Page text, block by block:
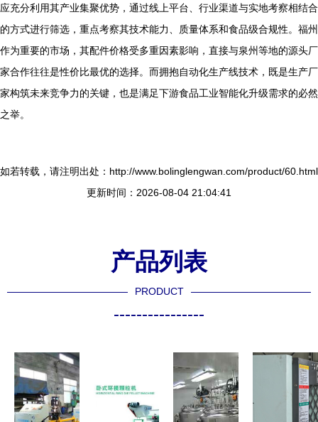
应充分利用其产业集聚优势，通过线上平台、行业渠道与实地考察相结合
的方式进行筛选，重点考察其技术能力、质量体系和食品级合规性。福州
作为重要的市场，其配件价格受多重因素影响，直接与泉州等地的源头厂
家合作往往是性价比最优的选择。而拥抱自动化生产线技术，既是生产厂
家构筑未来竞争力的关键，也是满足下游食品工业智能化升级需求的必然
之举。
如若转载，请注明出处：http://www.bolinglengwan.com/product/60.html
更新时间：2026-08-04 21:04:41
产品列表
PRODUCT
----------------